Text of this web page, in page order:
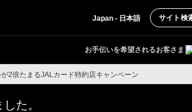
Japan - 日本語 サイト検
お手伝いを希望されるお客さま
2倍たまるJALカード特約店キャンペーン
た。